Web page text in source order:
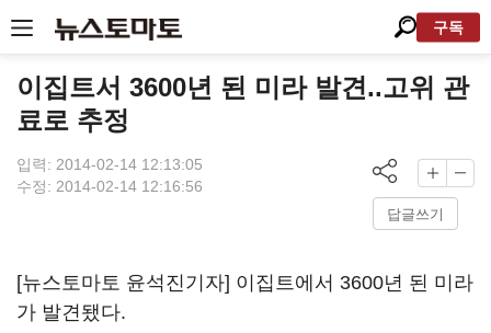
구독
이집트서 3600년 된 미라 발견..고위 관
료로 추정
입력: 2014-02-14 12:13:05
수정: 2014-02-14 12:16:56
답글쓰기
[뉴스토마토 윤석진기자] 이집트에서 3600년 된 미라
가 발견됐다.